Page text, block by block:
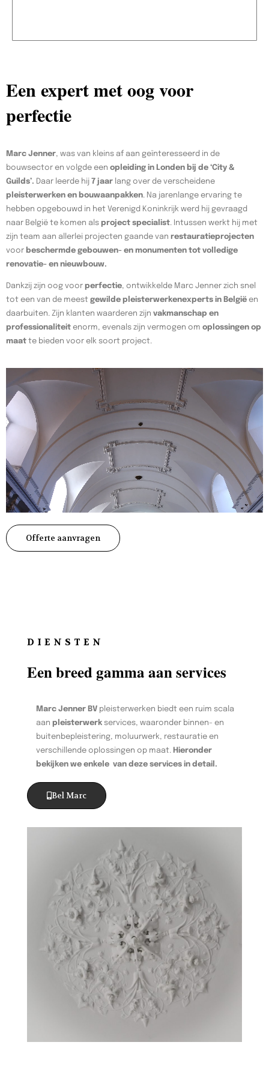
Een expert met oog voor
perfectie
Marc Jenner, was van kleins af aan geïnteresseerd in de
bouwsector en volgde een opleiding in Londen bij de ‘City &
Guilds’. Daar leerde hij 7 jaar lang over de verscheidene
pleisterwerken en bouwaanpakken. Na jarenlange ervaring te
hebben opgebouwd in het Verenigd Koninkrijk werd hij gevraagd
naar België te komen als project specialist. Intussen werkt hij met
zijn team aan allerlei projecten gaande van restauratieprojecten
voor beschermde gebouwen- en monumenten tot volledige
renovatie- en nieuwbouw.
Dankzij zijn oog voor perfectie, ontwikkelde Marc Jenner zich snel
tot een van de meest gewilde pleisterwerkenexperts in België en
daarbuiten. Zijn klanten waarderen zijn vakmanschap en
professionaliteit enorm, evenals zijn vermogen om oplossingen op
maat te bieden voor elk soort project.
Offerte aanvragen
DIENSTEN
Een breed gamma aan services
Marc Jenner BV pleisterwerken biedt een ruim scala
aan pleisterwerk services, waaronder binnen- en
buitenbepleistering, moluurwerk, restauratie en
verschillende oplossingen op maat. Hieronder
bekijken we enkele van deze services in detail.
Bel Marc